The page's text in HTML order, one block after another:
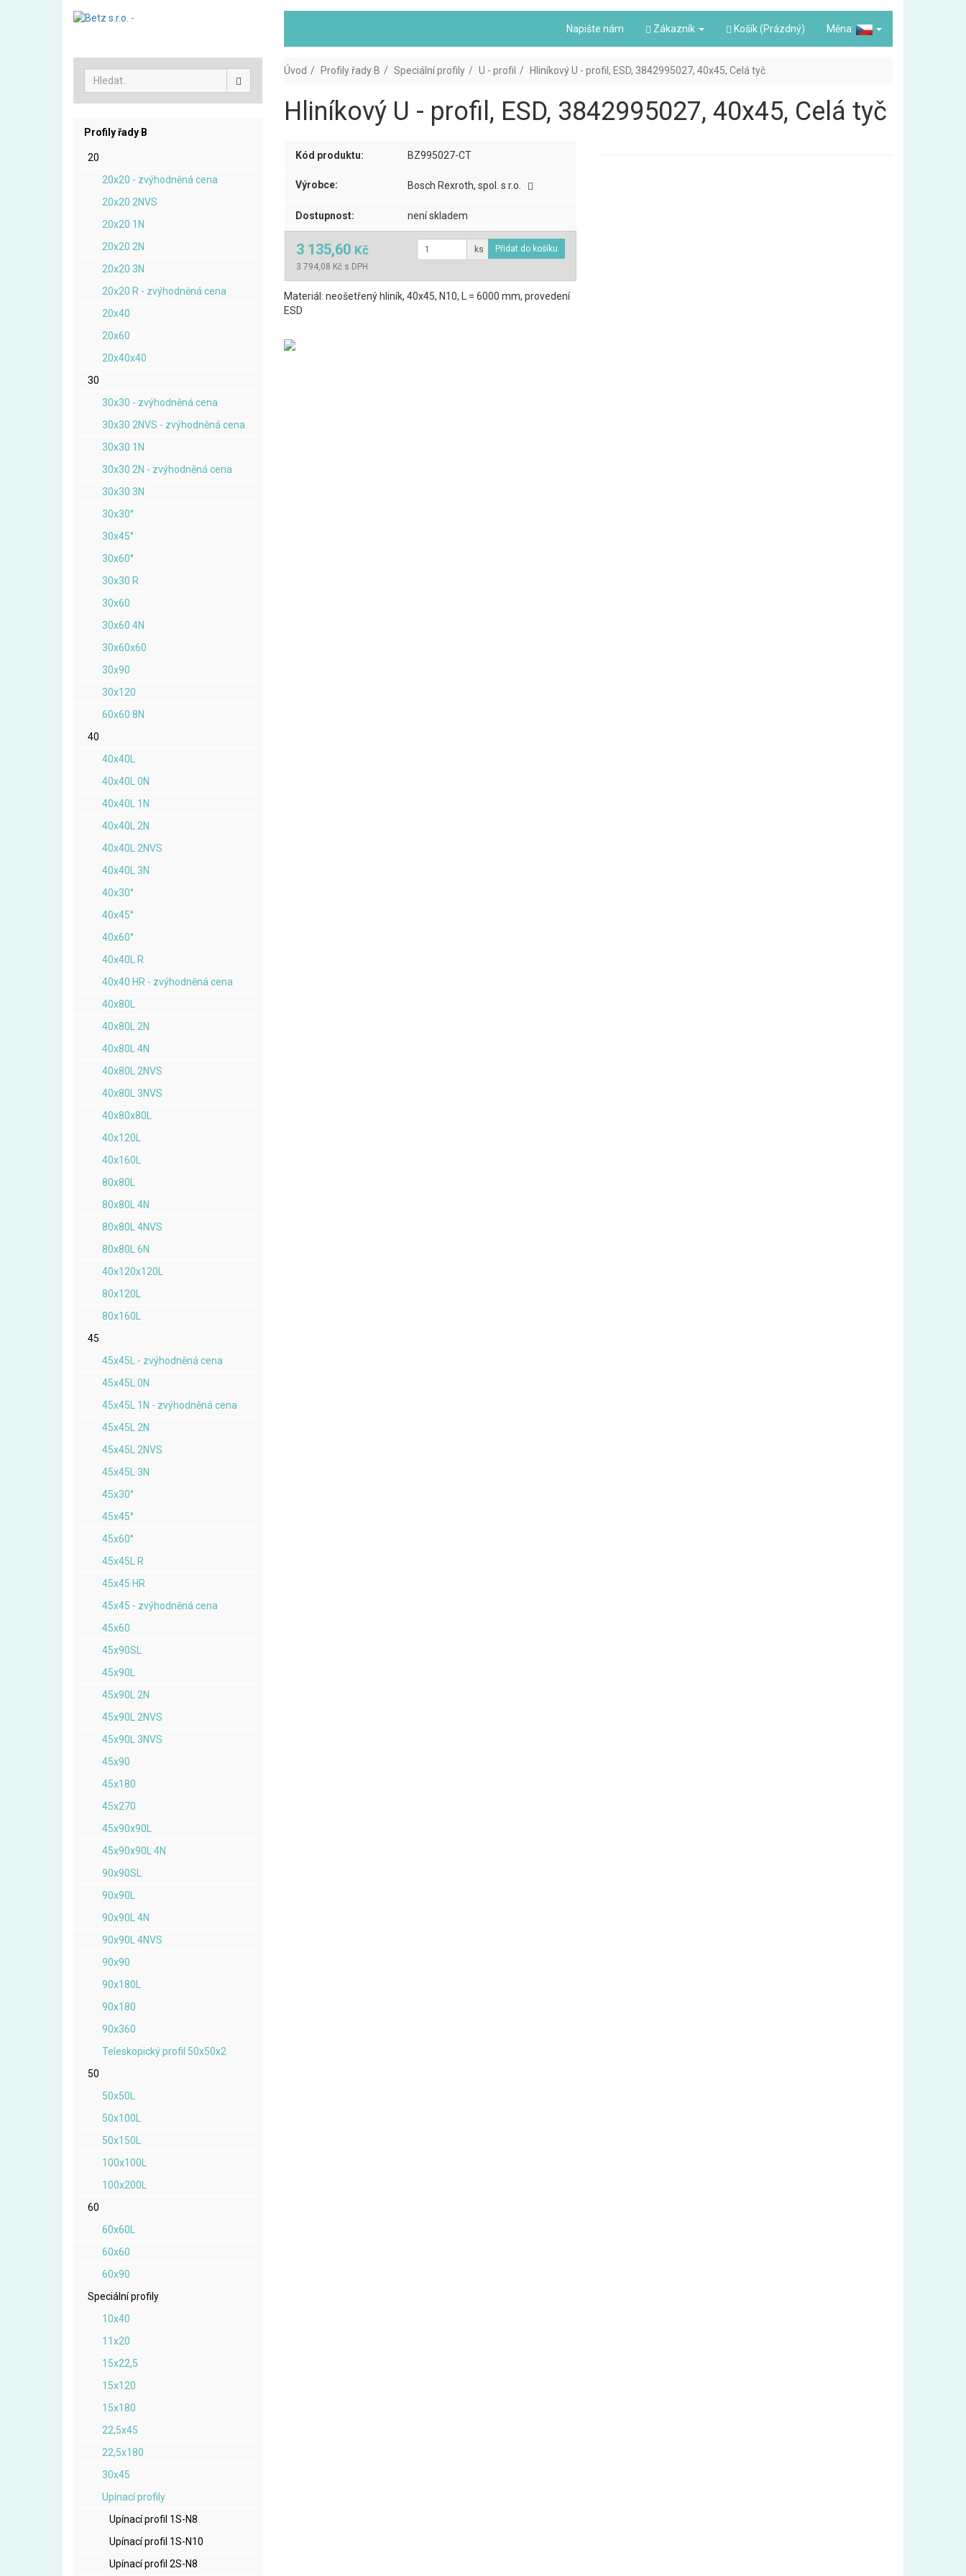
Napište nám Zákazník Košík (Prázdný) Měna:
Profily řady B
20
20x20 - zvýhodněná cena
20x20 2NVS
20x20 1N
20x20 2N
20x20 3N
20x20 R - zvýhodněná cena
20x40
20x60
20x40x40
30
30x30 - zvýhodněná cena
30x30 2NVS - zvýhodněná cena
30x30 1N
30x30 2N - zvýhodněná cena
30x30 3N
30x30°
30x45°
30x60°
30x30 R
30x60
30x60 4N
30x60x60
30x90
30x120
60x60 8N
40
40x40L
40x40L 0N
40x40L 1N
40x40L 2N
40x40L 2NVS
40x40L 3N
40x30°
40x45°
40x60°
40x40L R
40x40 HR - zvýhodněná cena
40x80L
40x80L 2N
40x80L 4N
40x80L 2NVS
40x80L 3NVS
40x80x80L
40x120L
40x160L
80x80L
80x80L 4N
80x80L 4NVS
80x80L 6N
40x120x120L
80x120L
80x160L
45
45x45L - zvýhodněná cena
45x45L 0N
45x45L 1N - zvýhodněná cena
45x45L 2N
45x45L 2NVS
45x45L 3N
45x30°
45x45°
45x60°
45x45L R
45x45 HR
45x45 - zvýhodněná cena
45x60
45x90SL
45x90L
45x90L 2N
45x90L 2NVS
45x90L 3NVS
45x90
45x180
45x270
45x90x90L
45x90x90L 4N
90x90SL
90x90L
90x90L 4N
90x90L 4NVS
90x90
90x180L
90x180
90x360
Teleskopický profil 50x50x2
50
50x50L
50x100L
50x150L
100x100L
100x200L
60
60x60L
60x60
60x90
Speciální profily
10x40
11x20
15x22,5
15x120
15x180
22,5x45
22,5x180
30x45
Upínací profily
Upínací profil 1S-N8
Upínací profil 1S-N10
Upínací profil 2S-N8
Úvod Profily řady B Speciální profily U - profil Hliníkový U - profil, ESD, 3842995027, 40x45, Celá tyč
Hliníkový U - profil, ESD, 3842995027, 40x45, Celá tyč
Kód produktu: BZ995027-CT
Výrobce: Bosch Rexroth, spol. s r.o.
Dostupnost: není skladem
3 135,60 Kč
3 794,08 Kč s DPH
ks
Materiál: neošetřený hliník, 40x45, N10, L = 6000 mm, provedení
ESD